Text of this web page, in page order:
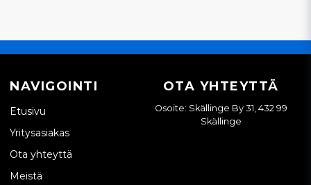
NAVIGOINTI
Etusivu
Yritysasiakas
Ota yhteyttä
Meistä
OTA YHTEYTTÄ
Osoite: Skällinge By 31, 432 99
Skällinge